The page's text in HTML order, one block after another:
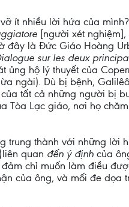
ít nhiều lời hứa của
[người xét
là Đức Giáo Hoàng
sur les deux
hộ lý thuyết của
ngài). Dù bị bệnh,
tất cả những người bị
Tòa Lạc giáo, nơi họ
trung thành với những lời
quan đến ý định của
chỉ muốn làm điều
của ông, và mối đe dọa